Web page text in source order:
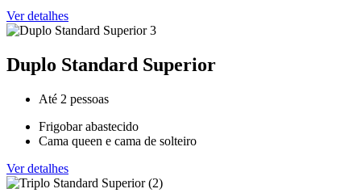
Ver detalhes
Duplo Standard Superior
Até 2 pessoas
Frigobar abastecido
Cama queen e cama de solteiro
Ver detalhes